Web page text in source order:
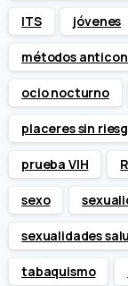
ITS jóvenes
métodos
ocio nocturno
placeres sin
prueba VIH
sexo
sexualidades
tabaquismo